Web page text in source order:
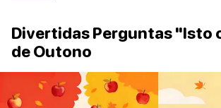
Divertidas Perguntas "Isto
de Outono